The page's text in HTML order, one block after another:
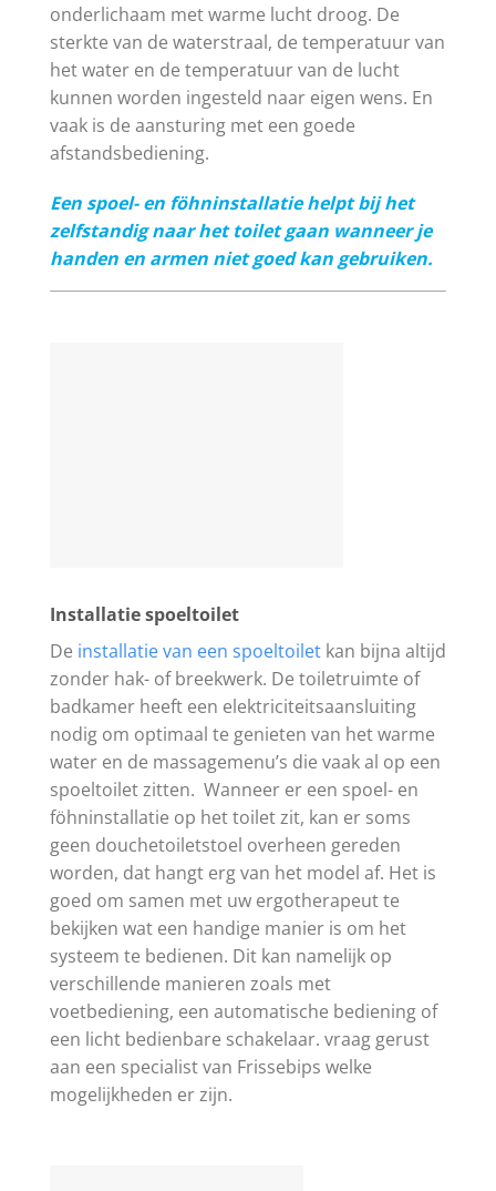
onderlichaam met warme lucht droog. De
sterkte van de waterstraal, de temperatuur van
het water en de temperatuur van de lucht
kunnen worden ingesteld naar eigen wens. En
vaak is de aansturing met een goede
afstandsbediening.
Een spoel- en föhninstallatie helpt bij het
zelfstandig naar het toilet gaan wanneer je
handen en armen niet goed kan gebruiken.
Installatie spoeltoilet
De installatie van een spoeltoilet kan bijna altijd
zonder hak- of breekwerk. De toiletruimte of
badkamer heeft een elektriciteitsaansluiting
nodig om optimaal te genieten van het warme
water en de massagemenu’s die vaak al op een
spoeltoilet zitten. Wanneer er een spoel- en
föhninstallatie op het toilet zit, kan er soms
geen douchetoiletstoel overheen gereden
worden, dat hangt erg van het model af. Het is
goed om samen met uw ergotherapeut te
bekijken wat een handige manier is om het
systeem te bedienen. Dit kan namelijk op
verschillende manieren zoals met
voetbediening, een automatische bediening of
een licht bedienbare schakelaar. vraag gerust
aan een specialist van Frissebips welke
mogelijkheden er zijn.